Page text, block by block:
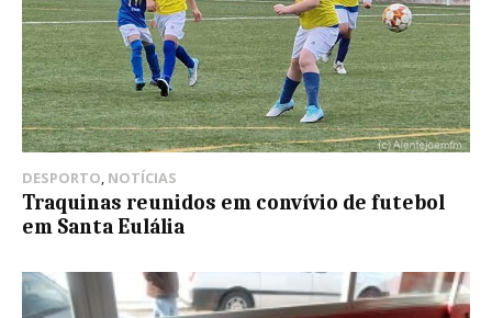
DESPORTO, NOTÍCIAS
Traquinas reunidos em convívio de futebol
em Santa Eulália